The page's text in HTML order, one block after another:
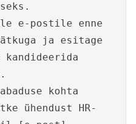
e-postile enne
ja esitage
kohta
ühendust HR-